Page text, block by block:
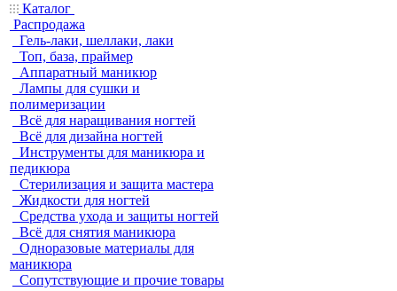
Каталог
Распродажа
Гель-лаки, шеллаки, лаки
Топ, база, праймер
Аппаратный маникюр
Лампы для сушки и
полимеризации
Всё для наращивания ногтей
Всё для дизайна ногтей
Инструменты для маникюра и
педикюра
Стерилизация и защита мастера
Жидкости для ногтей
Средства ухода и защиты ногтей
Всё для снятия маникюра
Одноразовые материалы для
маникюра
Сопутствующие и прочие товары